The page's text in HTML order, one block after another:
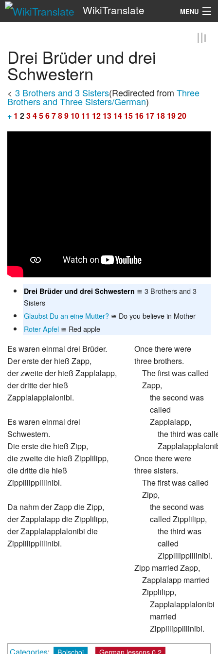
WikiTranslate MENU
Drei Brüder und drei
Schwestern
< 3 Brothers and 3 Sisters(Redirected from Three
Brothers and Three Sisters/German)
+ 1 23456789 10 11 12 13 14 15 16 17 18 1920
Drei Brüder und drei Schwestern ≅ 3 Brothers and 3
Sisters
Glaubst Du an eine Mutter? ≅ Do you believe in Mother
Roter Apfel ≅ Red apple
Es waren einmal drei Brüder.
Der erste der hieß Zapp,
der zweite der hieß Zapplalapp,
der dritte der hieß
Zapplalapplalonibi.
Es waren einmal drei
Schwestern.
Die erste die hieß Zipp,
die zweite die hieß Zipplilipp,
die dritte die hieß
Zipplilipplilinibi.
Da nahm der Zapp die Zipp,
der Zapplalapp die Zipplilipp,
der Zapplalapplalonibi die
Zipplilipplilinibi.
Once there were
three brothers.
The first was called
Zapp,
the second was
called
Zapplalapp,
the third was
Once there were
three sisters.
The first was called
Zipp,
the second was
called Zipplilipp,
the third was
called
Zipplilipplilinibi.
Zipp married Zapp,
Zapplalapp married
Zipplilipp,
Zapplalapplalonibi
married
Zipplilipplilinibi.
Bolschoi German lessons 0.2